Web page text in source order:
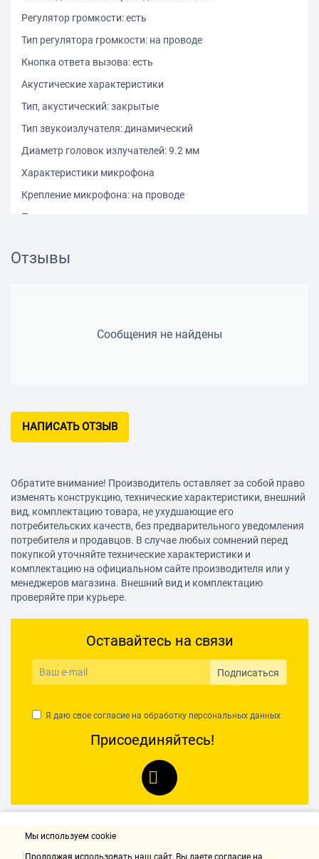
Регулятор громкости: есть
Тип регулятора громкости: на проводе
Кнопка ответа вызова: есть
Акустические характеристики
Тип, акустический: закрытые
Тип звукоизлучателя: динамический
Диаметр головок излучателей: 9.2 мм
Характеристики микрофона
Крепление микрофона: на проводе
Подключение
Версия Bluetooth: v.5.0
Подключение кабеля: двухстороннее
Емкость аккумулятора наушников: 120 мAч
Вес (без шнура): 27 г
Отзывы
Сообщения не найдены
НАПИСАТЬ ОТЗЫВ
Обратите внимание! Производитель оставляет за собой право
изменять конструкцию, технические характеристики, внешний
вид, комплектацию товара, не ухудшающие его
потребительских качеств, без предварительного уведомления
потребителя и продавцов. В случае любых сомнений перед
покупкой уточняйте технические характеристики и
комплектацию на официальном сайте производителя или у
менеджеров магазина. Внешний вид и комплектацию
проверяйте при курьере.
Оставайтесь на связи
Подписаться
Я даю свое согласие на обработку персональных данных
Присоединяйтесь!
Мы используем cookie
Продолжая использовать наш cайт, Вы даете согласие на